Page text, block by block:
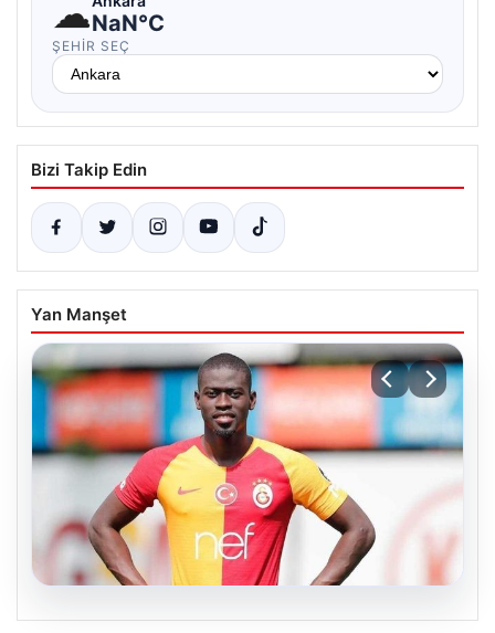
☁NaN°C
ŞEHIR SEÇ
Bizi Takip Edin
Yan Manşet
07.08.2026